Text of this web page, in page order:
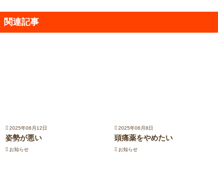
関連記事
2025年06月12日
姿勢が悪い
お知らせ
2025年06月8日
頭痛薬をやめたい
お知らせ